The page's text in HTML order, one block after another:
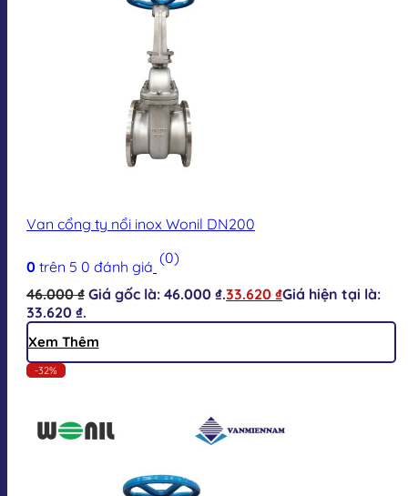
Van cổng ty nổi inox Wonil DN200
0 trên 5 0 đánh giá (0)
46.000₫ Giá gốc là: 46.000 ₫.33.620 ₫Giá hiện tại là:
33.620 ₫.
Xem Thêm
-32%